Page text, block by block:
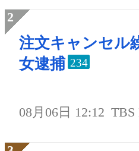
注文キャンセル
女逮捕 234
08月06日 12:12 TBS